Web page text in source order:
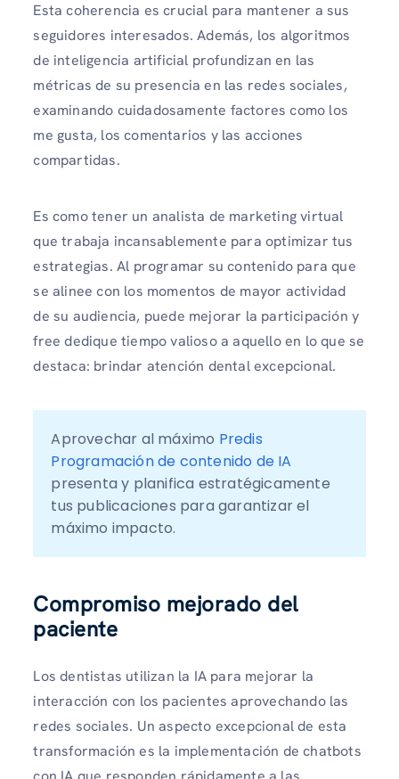
Esta coherencia es crucial para mantener a sus
seguidores interesados. Además, los algoritmos
de inteligencia artificial profundizan en las
métricas de su presencia en las redes sociales,
examinando cuidadosamente factores como los
me gusta, los comentarios y las acciones
compartidas.
Es como tener un analista de marketing virtual
que trabaja incansablemente para optimizar tus
estrategias. Al programar su contenido para que
se alinee con los momentos de mayor actividad
de su audiencia, puede mejorar la participación y
free dedique tiempo valioso a aquello en lo que se
destaca: brindar atención dental excepcional.
Aprovechar al máximo Predis
Programación de contenido de IA
presenta y planifica estratégicamente
tus publicaciones para garantizar el
máximo impacto.
Compromiso mejorado del
paciente
Los dentistas utilizan la IA para mejorar la
interacción con los pacientes aprovechando las
redes sociales. Un aspecto excepcional de esta
transformación es la implementación de chatbots